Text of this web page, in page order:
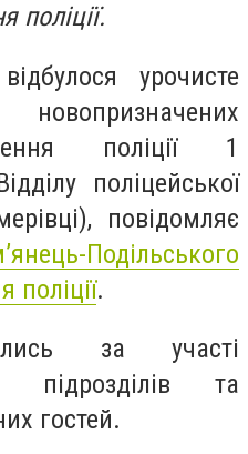
поліції.
урочисте
поліції 1
поліцейської
повідомляє
Подільського
поліції.
за участі
підрозділів та
гостей.